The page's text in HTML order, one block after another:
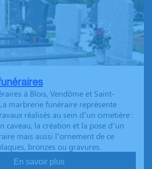
à Blois, Vendôme et Saint-
marbrerie funéraire représente
réalisés au sein d’un cimetière :
caveau, la création et la pose d’un
mais aussi l’ornement de ce
bronzes ou gravures.
En savoir plus